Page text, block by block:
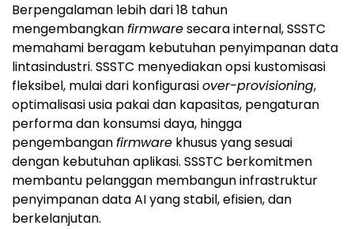
Berpengalaman lebih dari 18 tahun
mengembangkanfirmwaresecara internal, SSSTC
memahami beragam kebutuhan penyimpanan data
lintasindustri. SSSTC menyediakan opsi kustomisasi
fleksibel, mulai dari konfigurasiover-provisioning,
optimalisasi usia pakai dan kapasitas, pengaturan
performa dan konsumsi daya, hingga
pengembanganfirmware khusus yang sesuai
dengan kebutuhan aplikasi. SSSTC berkomitmen
membantu pelanggan membangun infrastruktur
penyimpanan data AI yang stabil, efisien, dan
berkelanjutan.